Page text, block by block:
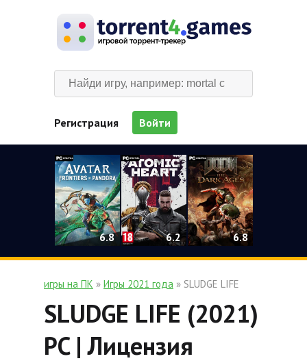
Регистрация Войти
6.8 6.2 6.8
игры на ПК » Игры 2021 года » SLUDGE LIFE
SLUDGE LIFE (2021)
PC | Лицензия